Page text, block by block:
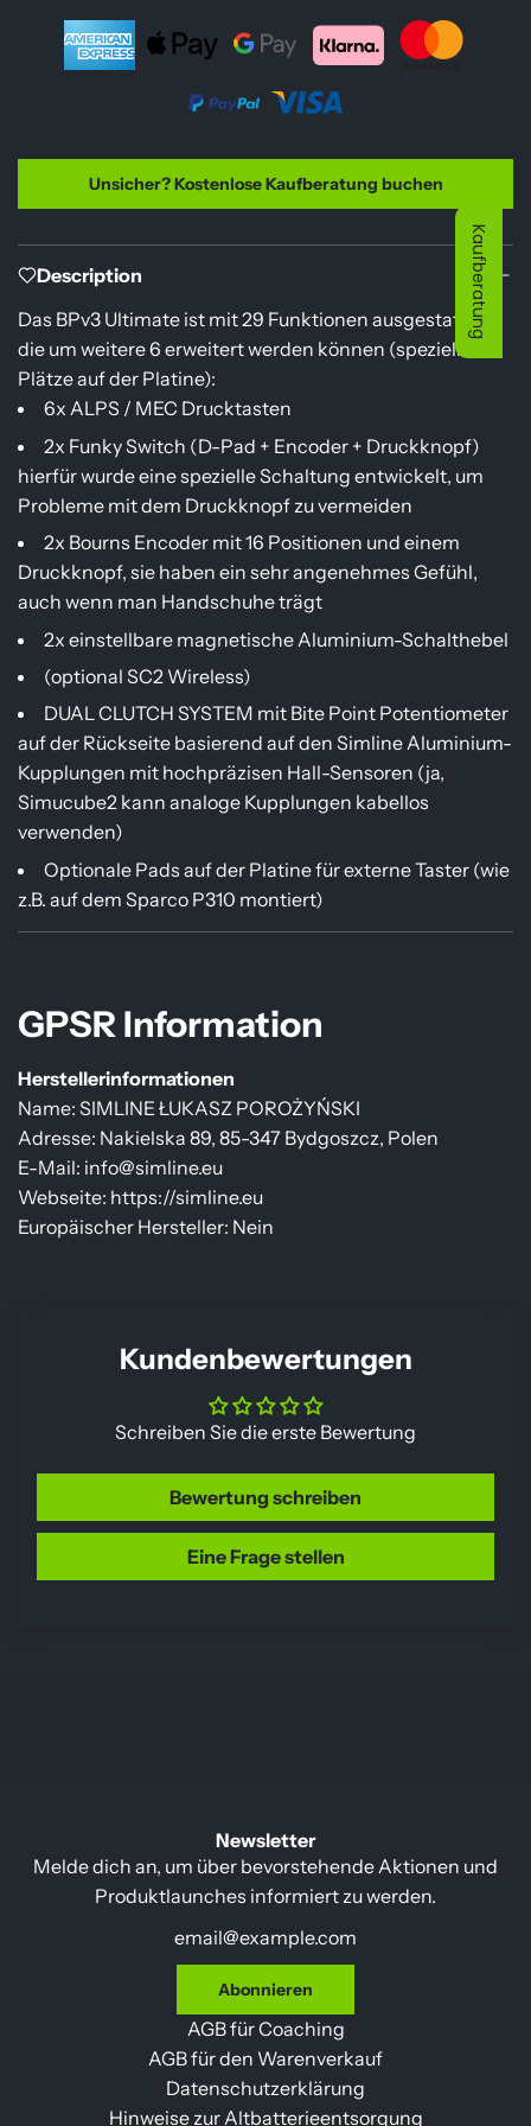
.
Unsicher? Kostenlose Kaufberatung buchen
Description
Das BPv3 Ultimate ist mit 29 Funktionen ausgestattet,
die um weitere 6 erweitert werden können (spezielle
Plätze auf der Platine):
6x ALPS / MEC Drucktasten
2x Funky Switch (D-Pad + Encoder + Druckknopf)
hierfür wurde eine spezielle Schaltung entwickelt, um
Probleme mit dem Druckknopf zu vermeiden
2x Bourns Encoder mit 16 Positionen und einem
Druckknopf, sie haben ein sehr angenehmes Gefühl,
auch wenn man Handschuhe trägt
2x einstellbare magnetische Aluminium-Schalthebel
(optional SC2 Wireless)
DUAL CLUTCH SYSTEM mit Bite Point Potentiometer
auf der Rückseite basierend auf den Simline Aluminium-
Kupplungen mit hochpräzisen Hall-Sensoren (ja,
Simucube2 kann analoge Kupplungen kabellos
verwenden)
Optionale Pads auf der Platine für externe Taster (wie
z.B. auf dem Sparco P310 montiert)
GPSR Information
Herstellerinformationen
Name: SIMLINE ŁUKASZ POROŻYŃSKI
Adresse: Nakielska 89, 85-347 Bydgoszcz, Polen
E-Mail: info@simline.eu
Webseite: https://simline.eu
Europäischer Hersteller: Nein
Kundenbewertungen
Schreiben Sie die erste Bewertung
Bewertung schreiben
Eine Frage stellen
Newsletter
Melde dich an, um über bevorstehende Aktionen und
Produktlaunches informiert zu werden.
Abonnieren
AGB für Coaching
AGB für den Warenverkauf
Datenschutzerklärung
Hinweise zur Altbatterieentsorgung
Kaufberatung